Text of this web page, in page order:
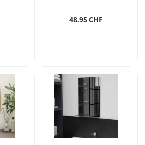
48.95 CHF